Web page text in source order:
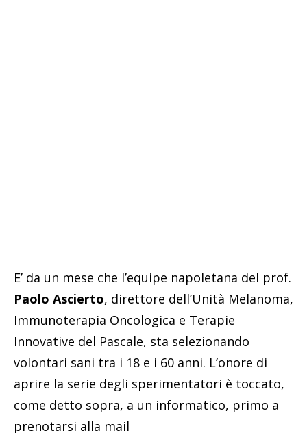
E’ da un mese che l’equipe napoletana del prof.
Paolo Ascierto, direttore dell’Unità Melanoma,
Immunoterapia Oncologica e Terapie
Innovative del Pascale, sta selezionando
volontari sani tra i 18 e i 60 anni. L’onore di
aprire la serie degli sperimentatori è toccato,
come detto sopra, a un informatico, primo a
prenotarsi alla mail